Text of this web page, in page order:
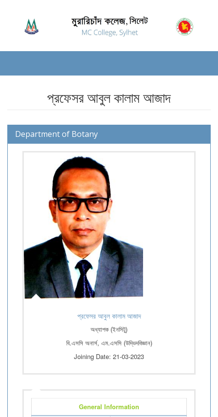
প্রফেসর আবুল কালাম আজাদ
Department of Botany
প্রফেসর আবুল কালাম আজাদ
অধ্যাপক (ইনসিটু)
বি.এসসি অনার্স, এম.এসসি (উদ্ভিদবিজ্ঞান)
Joining Date: 21-03-2023
General Information